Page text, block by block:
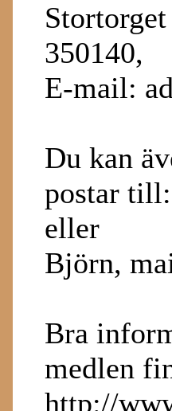
350140,
E-mail:
Du kan
postar
eller
Björn,
Bra
medlen
http://